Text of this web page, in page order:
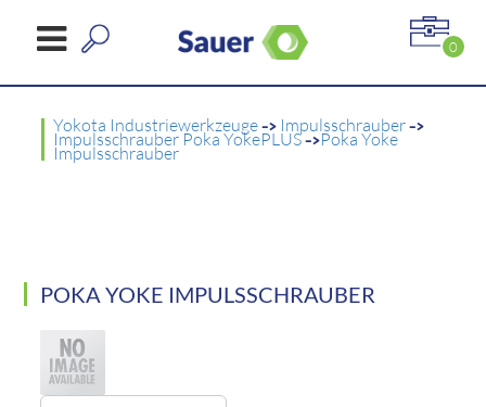
0
Yokota Industriewerkzeuge-> Impulsschrauber->
Impulsschrauber Poka YokePLUS->Poka Yoke
Impulsschrauber
POKA YOKE IMPULSSCHRAUBER